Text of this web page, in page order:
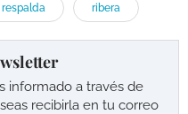
respalda ribera
informado a través de
recibirla en tu correo